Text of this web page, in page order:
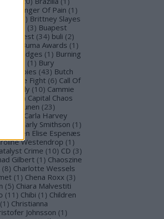
Bringer Of Pain (1 )
) Brittney Slayes
(3) Buapest
Budapest (34) buli (2)
Buma Awards (1 )
Bridges (1 ) Burning
(1 ) Bury
Babies (43) Butch
Cage Fight (6) Call Of
Beverly (10) Cammie
) Capital Chaos
Virkkunen (23)
Carla Harvey
Carly Smithson (1 )
Carmen Elise Espenæs
Westendrop (1 )
Crime (10) CD (3)
Gilbert (1 ) Chaoszine
(8) Charlotte Wessels
(1 ) Chena Roxx (3)
(5) Chiara Malvestiti
(11 ) Chibi (1 ) Children
(1 ) Christianna
Johnsson (1 )